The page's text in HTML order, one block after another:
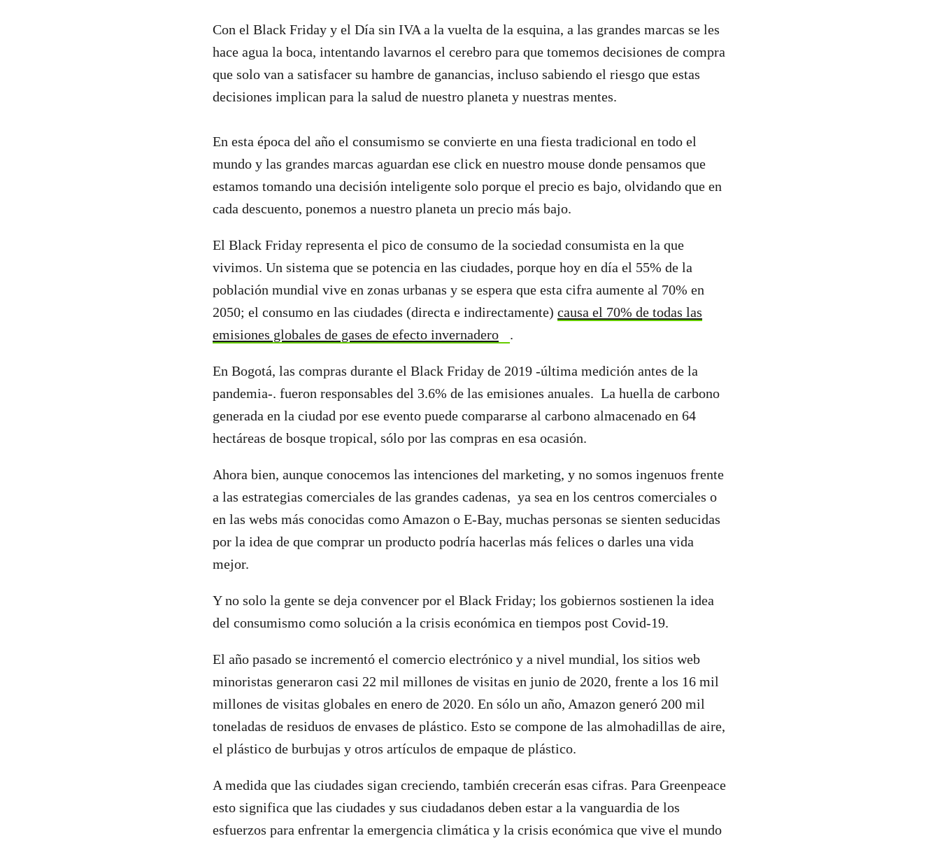
Con el Black Friday y el Día sin IVA a la vuelta de la esquina, a las grandes marcas se les
hace agua la boca, intentando lavarnos el cerebro para que tomemos decisiones de compra
que solo van a satisfacer su hambre de ganancias, incluso sabiendo el riesgo que estas
decisiones implican para la salud de nuestro planeta y nuestras mentes.
En esta época del año el consumismo se convierte en una fiesta tradicional en todo el
mundo y las grandes marcas aguardan ese click en nuestro mouse donde pensamos que
estamos tomando una decisión inteligente solo porque el precio es bajo, olvidando que en
cada descuento, ponemos a nuestro planeta un precio más bajo.
El Black Friday representa el pico de consumo de la sociedad consumista en la que
vivimos. Un sistema que se potencia en las ciudades, porque hoy en día el 55% de la
población mundial vive en zonas urbanas y se espera que esta cifra aumente al 70% en
2050; el consumo en las ciudades (directa e indirectamente) causa el 70% de todas las
emisiones globales de gases de efecto invernadero
.
En Bogotá, las compras durante el Black Friday de 2019 -última medición antes de la
pandemia-. fueron responsables del 3.6% de las emisiones anuales. La huella de carbono
generada en la ciudad por ese evento puede compararse al carbono almacenado en 64
hectáreas de bosque tropical, sólo por las compras en esa ocasión.
Ahora bien, aunque conocemos las intenciones del marketing, y no somos ingenuos frente
a las estrategias comerciales de las grandes cadenas, ya sea en los centros comerciales o
en las webs más conocidas como Amazon o E-Bay, muchas personas se sienten seducidas
por la idea de que comprar un producto podría hacerlas más felices o darles una vida
mejor.
Y no solo la gente se deja convencer por el Black Friday; los gobiernos sostienen la idea
del consumismo como solución a la crisis económica en tiempos post Covid-19.
El año pasado se incrementó el comercio electrónico y a nivel mundial, los sitios web
minoristas generaron casi 22 mil millones de visitas en junio de 2020, frente a los 16 mil
millones de visitas globales en enero de 2020. En sólo un año, Amazon generó 200 mil
toneladas de residuos de envases de plástico. Esto se compone de las almohadillas de aire,
el plástico de burbujas y otros artículos de empaque de plástico.
A medida que las ciudades sigan creciendo, también crecerán esas cifras. Para Greenpeace
esto significa que las ciudades y sus ciudadanos deben estar a la vanguardia de los
esfuerzos para enfrentar la emergencia climática y la crisis económica que vive el mundo